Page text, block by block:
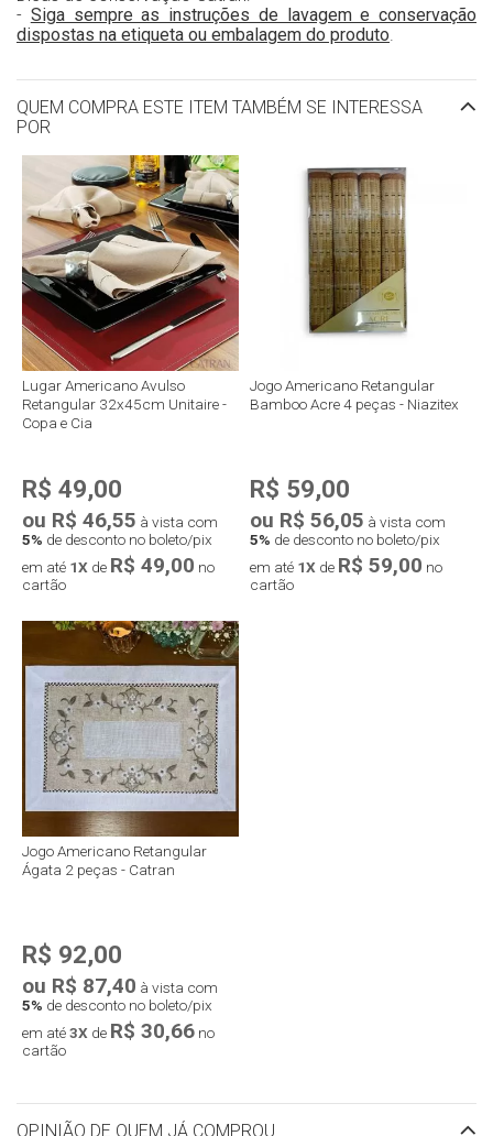
- Siga sempre as instruções de lavagem e conservação
dispostas na etiqueta ou embalagem do produto
QUEM COMPRA ESTE ITEM TAMBÉM SE INTERESSA
POR
Lugar Americano Avulso
Retangular 32x45cm Unitaire -
Copa e Cia
R$ 49,00
ou R$ 46,55 à vista com
5% de desconto no boleto/pix
em até 1X de R$ 49,00 no
cartão
Jogo Americano Retangular
Bamboo Acre 4 peças - Niazitex
R$ 59,00
ou R$ 56,05 à vista com
5% de desconto no boleto/pix
em até 1X de R$ 59,00 no
cartão
Jogo Americano Retangular
Ágata 2 peças - Catran
R$ 92,00
ou R$ 87,40 à vista com
5% de desconto no boleto/pix
em até3X de R$ 30,66 no
cartão
OPINIÃO DE QUEM JÁ COMPROU